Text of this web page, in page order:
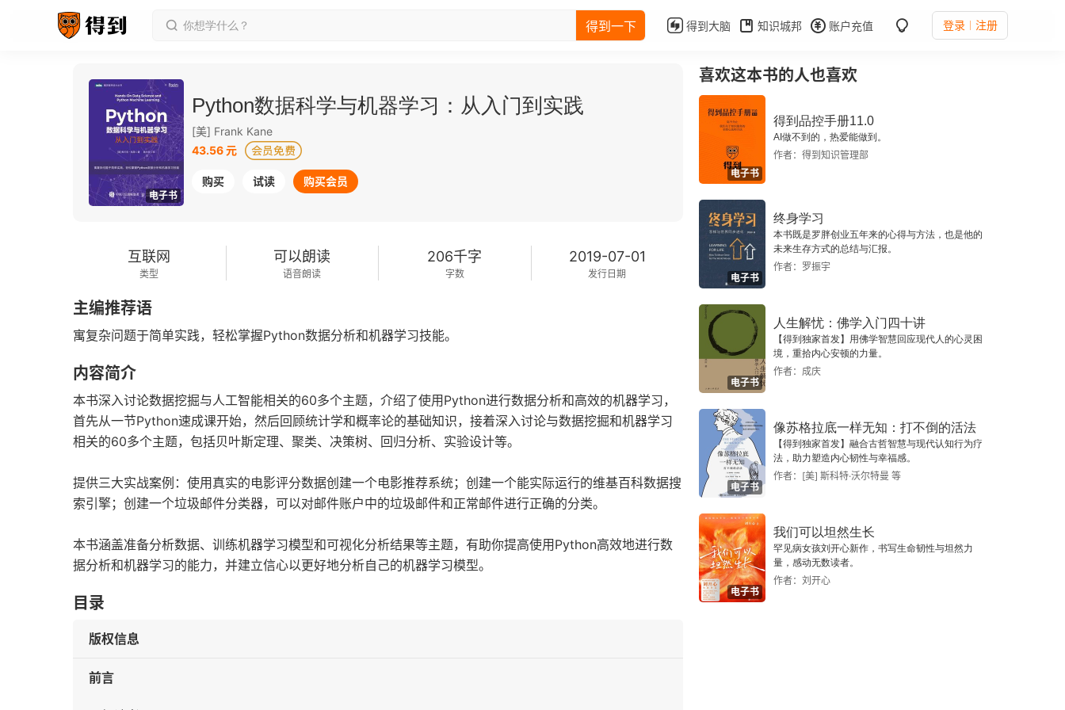
得到一下 得到大脑 知识城邦 账户充值 登录 注册
电子书
Python数据科学与机器学习：从入门到实践
[美] Frank Kane
43.56 元
购买 试读 购买会员
互联网
类型
可以朗读
语音朗读
206千字
字数
2019-07-01
发行日期
主编推荐语
寓复杂问题于简单实践，轻松掌握Python数据分析和机器学习技能。
内容简介
本书深入讨论数据挖掘与人工智能相关的60多个主题，介绍了使用Python进行数据分析和高效的机器学习，
首先从一节Python速成课开始，然后回顾统计学和概率论的基础知识，接着深入讨论与数据挖掘和机器学习
相关的60多个主题，包括贝叶斯定理、聚类、决策树、回归分析、实验设计等。
提供三大实战案例：使用真实的电影评分数据创建一个电影推荐系统；创建一个能实际运行的维基百科数据搜
索引擎；创建一个垃圾邮件分类器，可以对邮件账户中的垃圾邮件和正常邮件进行正确的分类。
本书涵盖准备分析数据、训练机器学习模型和可视化分析结果等主题，有助你提高使用Python高效地进行数
据分析和机器学习的能力，并建立信心以更好地分析自己的机器学习模型。
目录
版权信息
前言
喜欢这本书的人也喜欢
电子书
得到品控手册11.0
AI做不到的，热爱能做到。
作者：得到知识管理部
电子书
终身学习
本书既是罗胖创业五年来的心得与方法，也是他的
未来生存方式的总结与汇报。
作者：罗振宇
电子书
人生解忧：佛学入门四十讲
【得到独家首发】用佛学智慧回应现代人的心灵困
境，重拾内心安顿的力量。
作者：成庆
电子书
像苏格拉底一样无知：打不倒的活法
【得到独家首发】融合古哲智慧与现代认知行为疗
法，助力塑造内心韧性与幸福感。
作者：[美] 斯科特·沃尔特曼 等
电子书
我们可以坦然生长
罕见病女孩刘开心新作，书写生命韧性与坦然力
量，感动无数读者。
作者：刘开心